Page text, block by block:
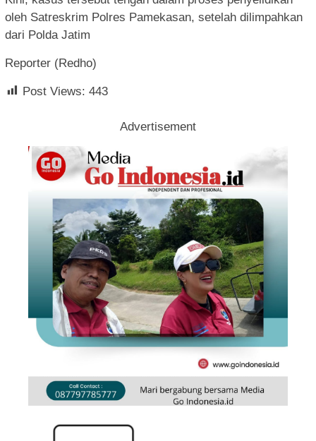
oleh Satreskrim Polres Pamekasan, setelah dilimpahkan
dari Polda Jatim
Reporter (Redho)
Post Views: 443
Advertisement